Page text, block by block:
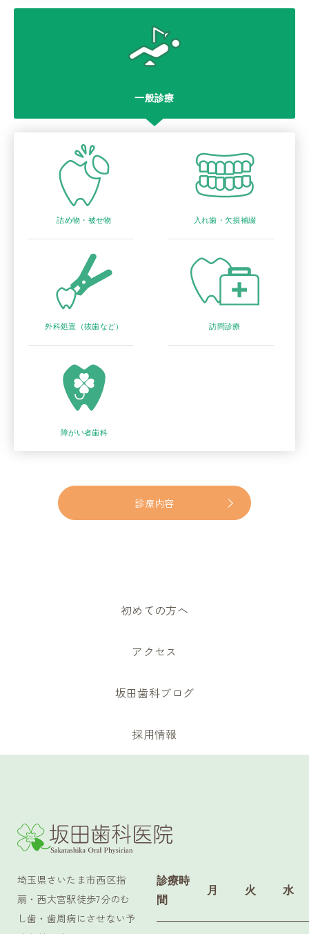
一般診療
詰め物・被せ物 入れ歯・欠損補綴
外科処置（抜歯など） 訪問診療
障がい者歯科
診療内容
初めての方へ
アクセス
坂田歯科ブログ
採用情報
埼玉県さいたま市西区指
扇・西大宮駅徒歩7分のむ
し歯・歯周病にさせない予
診療時
間
月 火 水